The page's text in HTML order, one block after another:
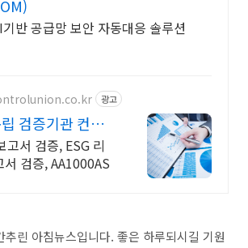
반 공급망 보안 자동대응 솔루션
광고
검증기관 컨트
아
고서 검증, ESG 리
서 검증, AA1000AS
린 아침뉴스입니다. 좋은 하루되시길 기원